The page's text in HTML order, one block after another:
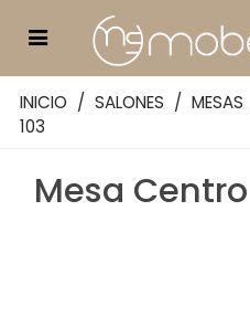
INICIO / SALONES / MESAS
103
Mesa